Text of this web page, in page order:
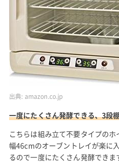
出典: amazon.co.jp
一度にたくさん発酵できる、3段
こちらは組み立て不要タイプのホ
幅46cmのオーブントレイが楽に
るので一度にたくさん発酵できま